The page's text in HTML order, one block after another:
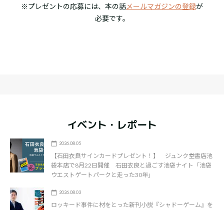
※プレゼントの応募には、本の話メールマガジンの登録が
必要です。
イベント・レポート
2026.08.05
【石田衣良サインカードプレゼント！】 ジュンク堂書店池
袋本店で8月22日開催 石田衣良と過ごす池袋ナイト「池袋
ウエストゲートパークと走った30年」
2026.08.03
ロッキード事件に材をとった新刊小説『シャドーゲーム』を